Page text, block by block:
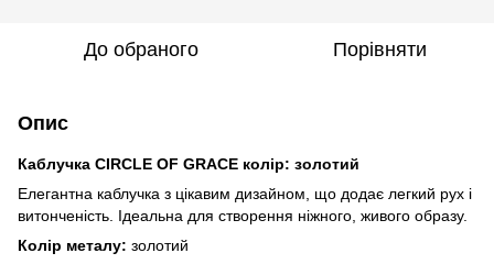
До обраного Порівняти
Опис
Каблучка CIRCLE OF GRACE колір: золотий
Елегантна каблучка з цікавим дизайном, що додає легкий рух і
витонченість. Ідеальна для створення ніжного, живого образу.
Колір металу: золотий